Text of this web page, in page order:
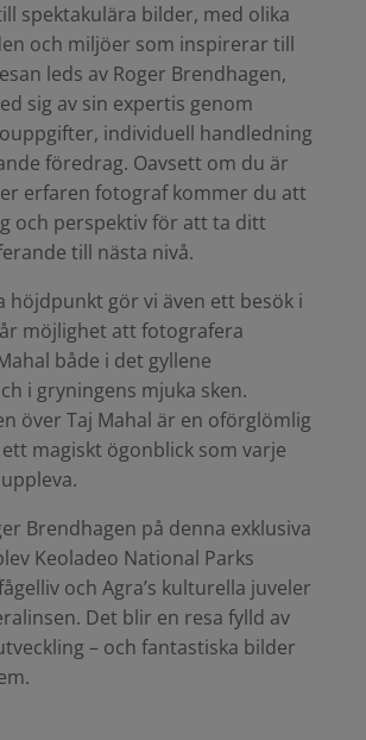
spektakulära bilder, med olika
och miljöer som inspirerar till
leds av Roger Brendhagen,
sig av sin expertis genom
individuell handledning
föredrag. Oavsett om du är
erfaren fotograf kommer du att
och perspektiv för att ta ditt
till nästa nivå.
höjdpunkt gör vi även ett besök i
möjlighet att fotografera
både i det gyllene
i gryningens mjuka sken.
över Taj Mahal är en oförglömlig
magiskt ögonblick som varje
Brendhagen på denna exklusiva
Keoladeo National Parks
och Agra’s kulturella juveler
Det blir en resa fylld av
– och fantastiska bilder